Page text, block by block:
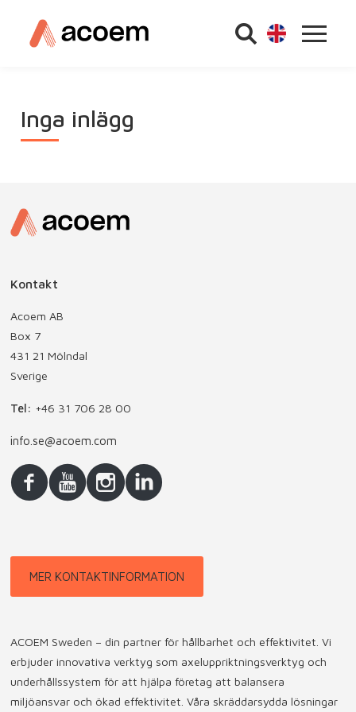
Inga inlägg
Kontakt
Acoem AB
Box 7
431 21 Mölndal
Sverige
Tel: +46 31 706 28 00
info.se@acoem.com
MER KONTAKTINFORMATION
ACOEM Sweden – din partner för hållbarhet och effektivitet. Vi
erbjuder innovativa verktyg som axeluppriktningsverktyg och
underhållssystem för att hjälpa företag att balansera
miljöansvar och ökad effektivitet. Våra skräddarsydda lösningar